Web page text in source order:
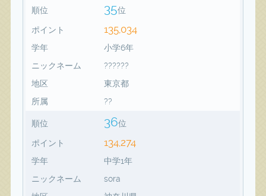
順位 35位
ポイント 135,034
学年
小学6年
ニックネーム
??????
地区
東京都
所属
??
順位 36位
ポイント 134,274
学年
中学1年
ニックネーム
sora